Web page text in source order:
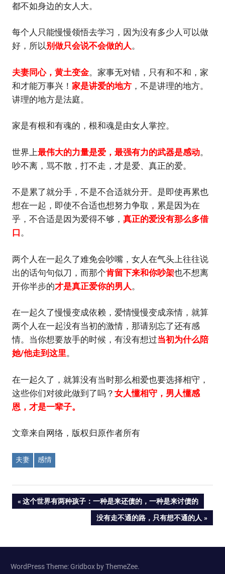
都不如身边的女人大。
每个人只能慢慢领悟去学习，因为没有多少人可以做
好，所以别做只会说不会做的人。
夫妻同心，黄土变金。家事无对错，只有和不和，家
和才能万事兴！ 家是讲爱的地方 ，不是讲理的地方。
讲理的地方是法庭。
家是有根和有魂的，根和魂是由女人掌控。
世界上最伟大的力量是爱 ， 最强有力的武器是感动。
吵不离，骂不散，打不走，才是爱、真正的爱。
不是累了就分手，不是不合适就分开。是即使再累也
想在一起，即使不合适也想努力争取，累是因为在
乎，不合适是因为爱得不够， 真正的爱没有那么多借
口。
两个人在一起久了难免会吵嘴，女人在气头上往往说
出的话句句似刀，而那个肯留下来和你吵架也不想离
开你半步的才是真正爱你的男人 。
在一起久了慢慢变成依赖，爱情慢慢变成亲情，就算
两个人在一起没有当初的激情，那请别忘了还有感
情。当你想要放手的时候，有没有想过当初为什么陪
她/他走到这里。
在一起久了，就算没有当时那么相爱也要选择相守，
这些你们对彼此做到了吗？ 女人懂相守，男人懂感
恩，才是一辈子。
文章来自网络，版权归原作者所有
夫妻 感情
Post
PREVIOUS
这个世界有两种孩子：一种是来还债的，一种是来讨债的
NEXT
没有走不通的路，只有想不通的人
WordPress Theme: Gridbox by ThemeZee.